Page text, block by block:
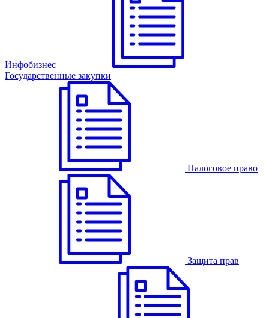
Инфобизнес
Государственные закупки
Налоговое право
Защита прав